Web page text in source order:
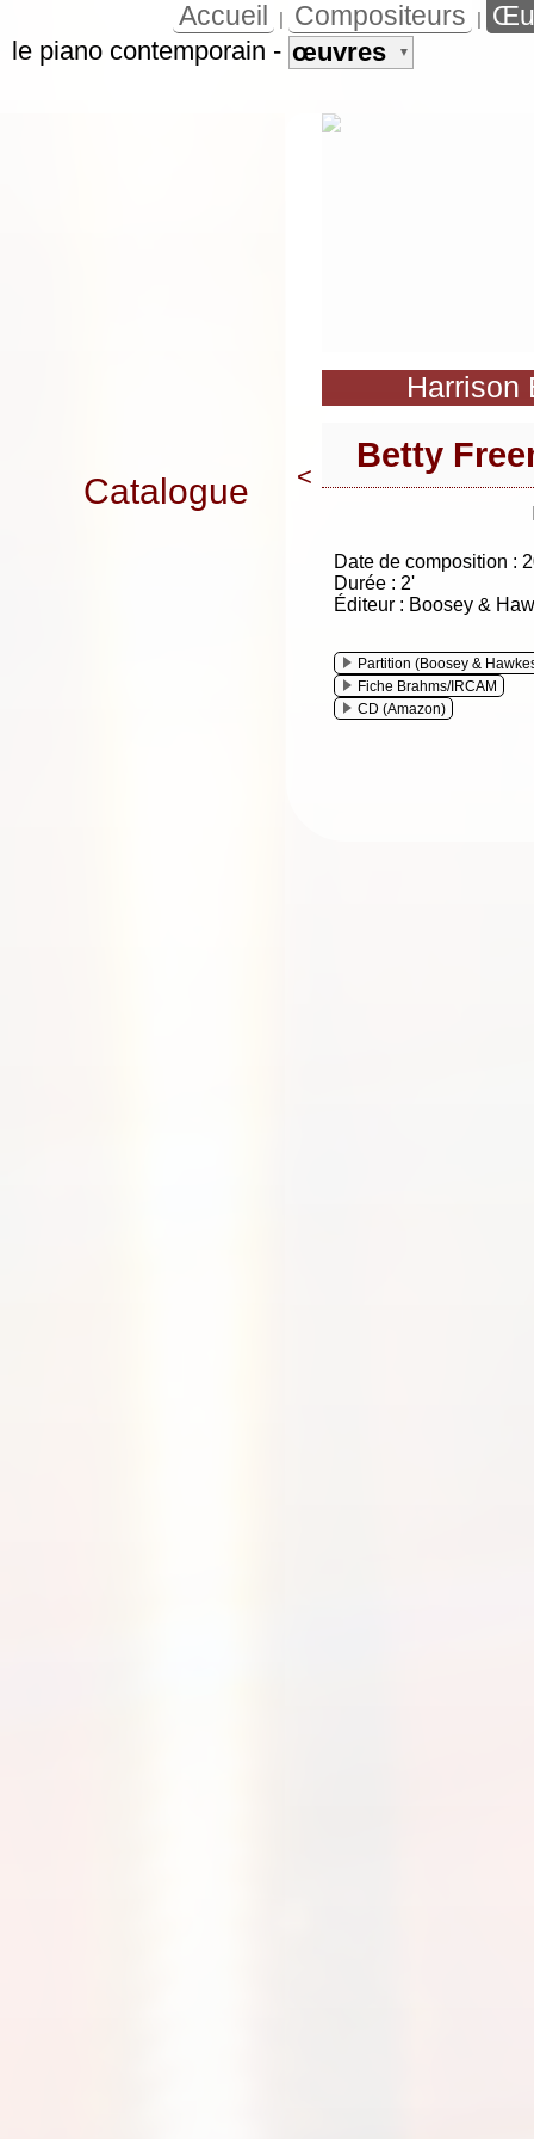
Accueil Compositeurs
Catalogue <
Harrison
Betty
Date de composition :
Durée : 2'
Éditeur : Boosey &
Partition (Boosey &
Fiche Brahms/IRCAM
CD (Amazon)
le piano contemporain - œuvres ▼